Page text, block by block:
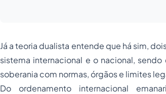
Já a teoria dualista entende que há sim,
sistema internacional e o nacional,
soberania com normas, órgãos e limites
Do ordenamento internacional